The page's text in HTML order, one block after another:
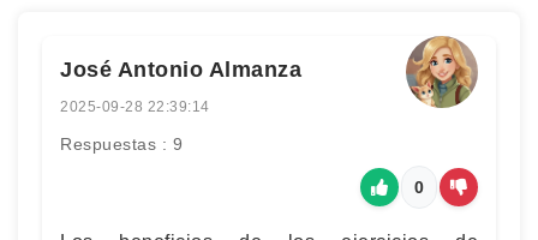
José Antonio Almanza
2025-09-28 22:39:14
Respuestas : 9
0